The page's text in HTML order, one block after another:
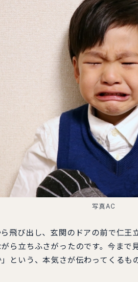
写真AC
飛び出し、玄関のドアの前で仁王
がら立ちふさがったのです。今ま
という、本気さが伝わってくるも